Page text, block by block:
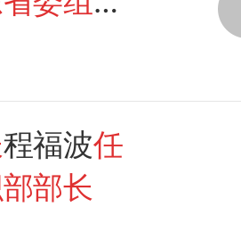
程福波任
部长